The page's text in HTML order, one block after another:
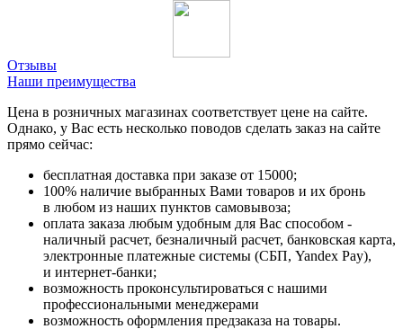
Отзывы
Наши преимущества
Цена в розничных магазинах соответствует цене на сайте.
Однако, у Вас есть несколько поводов сделать заказ на сайте
прямо сейчас:
бесплатная доставка при заказе от 15000;
100% наличие выбранных Вами товаров и их бронь
в любом из наших пунктов самовывоза;
оплата заказа любым удобным для Вас способом -
наличный расчет, безналичный расчет, банковская карта,
электронные платежные системы (СБП, Yandex Pay),
и интернет-банки;
возможность проконсультироваться с нашими
профессиональными менеджерами
возможность оформления предзаказа на товары.